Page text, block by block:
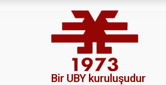
Bir UBY kuruluşudur